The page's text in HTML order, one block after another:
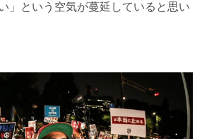
」という空気が蔓延していると思い